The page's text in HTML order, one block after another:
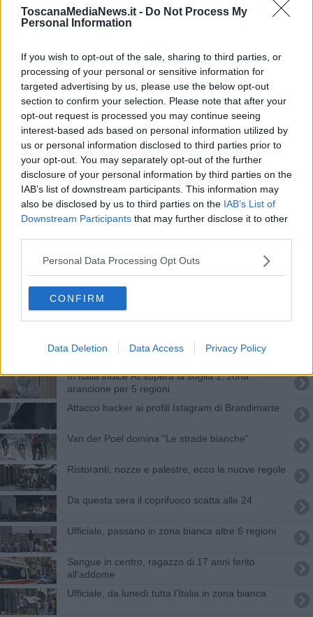
ToscanaMediaNews.it - Do Not Process My
Personal Information
If you wish to opt-out of the sale, sharing to third parties, or
processing of your personal or sensitive information for
targeted advertising by us, please use the below opt-out
section to confirm your selection. Please note that after your
opt-out request is processed you may continue seeing
interest-based ads based on personal information utilized by
us or personal information disclosed to third parties prior to
your opt-out. You may separately opt-out of the further
disclosure of your personal information by third parties on the
IAB’s list of downstream participants. This information may
also be disclosed by us to third parties on the IAB’s List of
Downstream Participants that may further disclose it to other
Personal Data Processing Opt Outs
CONFIRM
Data Deletion Data Access Privacy Policy
La Toscana dei borghi alla Bit 2017
Cascine in Toscana: tante idee per arredare casa
con le lanterne
Colpiti da una scarica di sassi durante la scalata
La Torre si tinge di bianco e rosso
DIZIONARIO MINIMO: La sicurezza
Muore noto giornalista
Inchiesta fondazione Open, nuove perquisizioni
​5 piatti tipici italiani di novembre
La Toscana si veste di bianco, neve dall'Elba al
In Italia indice Rt supera la soglia 1, zona
arancione per 5 regioni
Attacco hacker ai profili Istagram di Brandimarte
Van der Poel domina "Le strade bianche"
Ristoranti, nozze e palestre, ecco le nuove regole
Da questa sera il coprifuoco scatta alle 24
Ufficiale, passano in zona bianca altre 6 regioni
Sangue in centro, ragazzo di 17 anni ferito
all'addome
Ufficiale, da lunedì tutta l'Italia in zona bianca